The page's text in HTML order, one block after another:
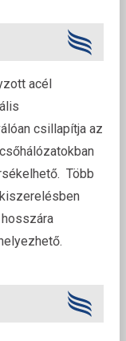
acél
csillapítja az
Több